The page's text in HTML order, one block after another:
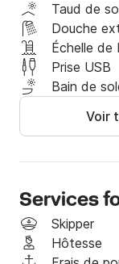
Il est également
skipper et
standard (de
depuis le port
Ci-dessous le
ajouter au prix
différentes
- Sorrento-
- Sorrento-
- Sorrento-
- Sorrento-
Taud de
Douche
Échelle de
Prise USB
Bain de
Voir
Services
Skipper
Hôtesse